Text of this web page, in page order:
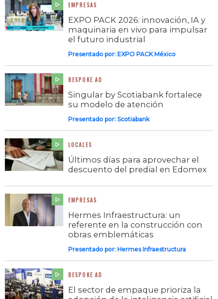
EMPRESAS
EXPO PACK 2026: innovación, IA y
maquinaria en vivo para impulsar
el futuro industrial
Presentado por: EXPO PACK México
BESPOKE AD
Singular by Scotiabank fortalece
su modelo de atención
Presentado por: Scotiabank
LOCALES
Últimos días para aprovechar el
descuento del predial en Edomex
EMPRESAS
Hermes Infraestructura: un
referente en la construcción con
obras emblemáticas
Presentado por: Hermes Infraestructura
BESPOKE AD
El sector de empaque prioriza la